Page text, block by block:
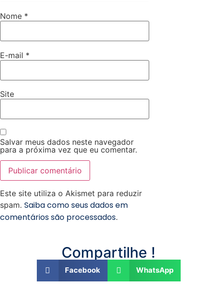
Nome *
E-mail *
Site
Salvar meus dados neste navegador
para a próxima vez que eu comentar.
Este site utiliza o Akismet para reduzir
spam. Saiba como seus dados em
comentários são processados.
Compartilhe !
Facebook WhatsApp